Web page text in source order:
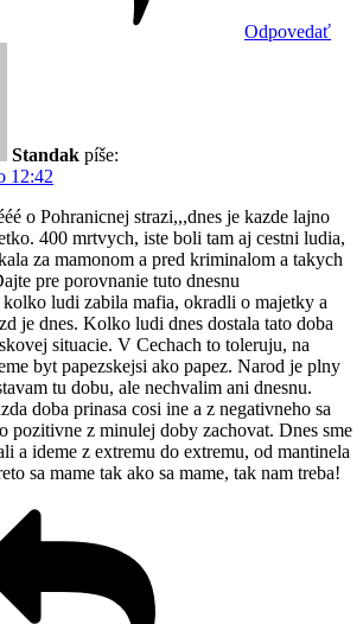
Odpovedať
Standak píše:
12:42
o Pohranicnej strazi,,,dnes je kazde lajno
400 mrtvych, iste boli tam aj cestni ludia,
za mamonom a pred kriminalom a takych
pre porovnanie tuto dnesnu
kolko ludi zabila mafia, okradli o majetky a
je dnes. Kolko ludi dnes dostala tato doba
situacie. V Cechach to toleruju, na
byt papezskejsi ako papez. Narod je plny
tu dobu, ale nechvalim ani dnesnu.
doba prinasa cosi ine a z negativneho sa
pozitivne z minulej doby zachovat. Dnes sme
a ideme z extremu do extremu, od mantinela
sa mame tak ako sa mame, tak nam treba!